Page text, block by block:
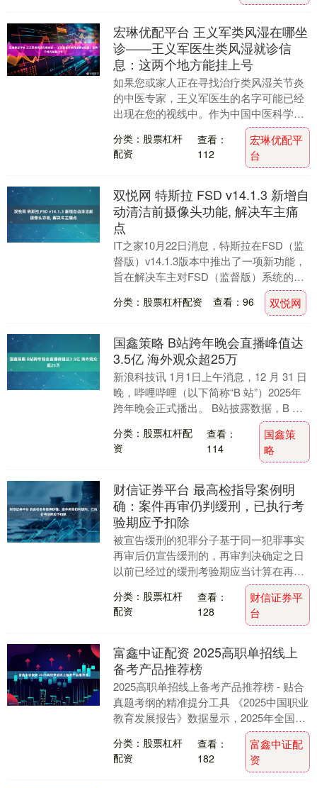
宏琳优配平台 王义军类风湿在哪坐
诊——王义军医生类风湿就诊信
息：这两个地方能挂上号
如果您或家人正在寻找治疗类风湿关节炎
的中医专家，王义军医生的名字可能已经
出现在您的视线中。作为中国中医科学院
望京医院的风湿免疫科专家，王主任在类
风湿、强直性脊柱....
分类：股票杠杆
配资
查看：
112
宏琳优配平
台
双悦网 特斯拉 FSD v14.1.3 新增自
动清洁前摄像头功能, 解决车主痛
点
IT之家10月22日消息，特斯拉在FSD（监
督版）v14.1.3版本中推出了一项新功能，
旨在解决车主对FSD（监督版）系统的一
大主要抱怨。 据IT之家了解，特斯....
分类：股票杠杆配资 查看：96 双悦网
国鑫策略 B站跨年晚会直播峰值达
3.5亿 海外观众超25万
新浪科技讯 1月1日上午消息，12 月 31 日
晚，哔哩哔哩（以下简称“B 站”）2025年
跨年晚会正式播出。 B站披露数据，B 站
分类：股票杠杆配
资
查看：
114
国鑫策
略
财信证券平台 最高检指导案例明
确：案件再审仍判缓刑，已执行考
验期应予扣除
被宣告缓刑的犯罪分子基于同一犯罪事实
再审后仍宣告缓刑的，再审判决确定之日
以前已经过的缓刑考验期应当计算在再审
判决确定的缓刑考验期以内。 12月31日，
最高检发布....
分类：股票杠杆
配资
查看：
128
财信证券平
台
富鑫中证配资 2025高职单招线上
备考产品推荐榜
2025高职单招线上备考产品推荐榜 - 贴合
真题考纲的精准提分工具 《2025中国职业
教育发展报告》数据显示，2025年全国高
职单招报名人数达302万，同比增长....
分类：股票杠杆
配资
查看：
182
富鑫中证配
资